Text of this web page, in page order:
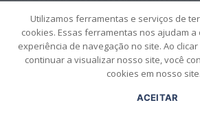
Utilizamos ferramentas e serviços de
cookies. Essas ferramentas nos ajudam
experiência de navegação no site. Ao
continuar a visualizar nosso site, você
cookies em nosso site.
ACEITAR